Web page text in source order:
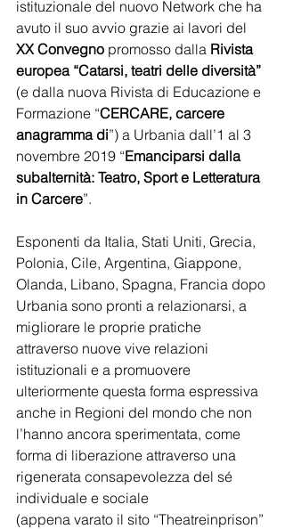
istituzionale del nuovo Network che ha
avuto il suo avvio grazie ai lavori del
XX Convegno promosso dalla Rivista
europea “Catarsi, teatri delle diversità”
(e dalla nuova Rivista di Educazione e
Formazione “CERCARE, carcere
anagramma di”) a Urbania dall’1 al 3
novembre 2019 “Emanciparsi dalla
subalternità: Teatro, Sport e Letteratura
in Carcere”.
Esponenti da Italia, Stati Uniti, Grecia,
Polonia, Cile, Argentina, Giappone,
Olanda, Libano, Spagna, Francia dopo
Urbania sono pronti a relazionarsi, a
migliorare le proprie pratiche
attraverso nuove vive relazioni
istituzionali e a promuovere
ulteriormente questa forma espressiva
anche in Regioni del mondo che non
l’hanno ancora sperimentata, come
forma di liberazione attraverso una
rigenerata consapevolezza del sé
individuale e sociale
(appena varato il sito “Theatreinprison”